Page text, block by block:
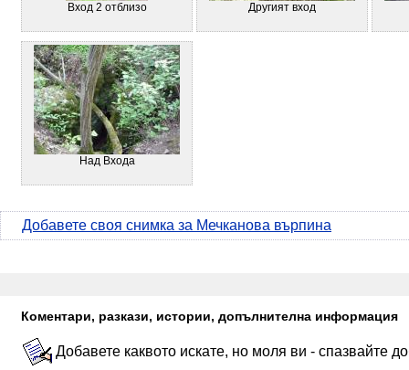
Вход 2 отблизо Другият вход
Над Входа
Добавете своя снимка за Мечканова върпина
Коментари, разкази, истории, допълнителна информация
Добавете каквото искате, но моля ви - спазвайте